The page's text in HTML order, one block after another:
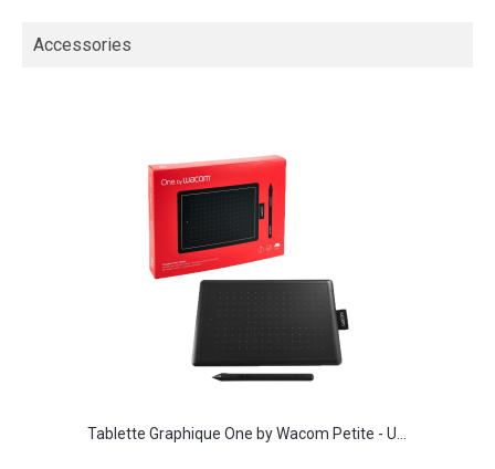
Accessories
Tablette Graphique One by Wacom Petite - U...